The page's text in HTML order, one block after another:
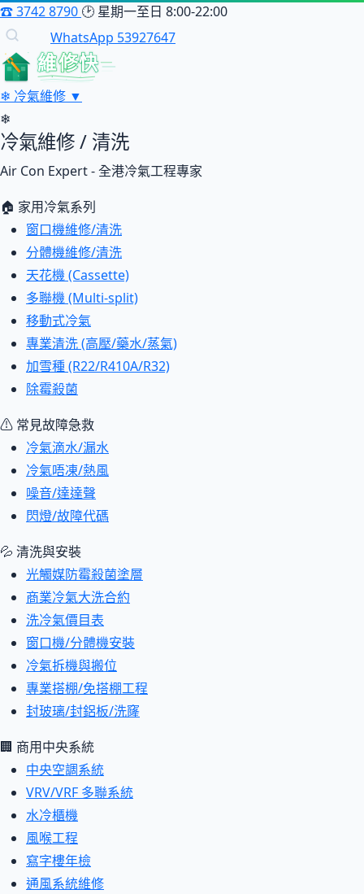
☎3742 8790 🕑 星期一至日 8:00-22:00
WhatsApp 53927647
維修快
❄ 冷氣維修 ▼
❄
冷氣維修 / 清洗
Air Con Expert - 全港冷氣工程專家
🏠 家用冷氣系列
窗口機維修/清洗
分體機維修/清洗
天花機 (Cassette)
多聯機 (Multi-split)
移動式冷氣
專業清洗 (高壓/藥水/蒸氣)
加雪種 (R22/R410A/R32)
除霉殺菌
⚠ 常見故障急救
冷氣滴水/漏水
冷氣唔凍/熱風
噪音/達達聲
閃燈/故障代碼
💦 清洗與安裝
光觸媒防霉殺菌塗層
商業冷氣大洗合約
洗冷氣價目表
窗口機/分體機安裝
冷氣拆機與搬位
專業搭棚/免搭棚工程
封玻璃/封鋁板/洗窿
🏢 商用中央系統
中央空調系統
VRV/VRF 多聯系統
水冷櫃機
風喉工程
寫字樓年檢
通風系統維修